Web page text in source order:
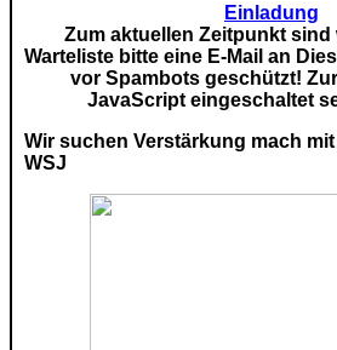
Einladung
Zum aktuellen Zeitpunkt sind
Warteliste bitte eine E-Mail an
vor Spambots geschützt!
JavaScript eingeschaltet
Wir suchen Verstärkung mach
WSJ